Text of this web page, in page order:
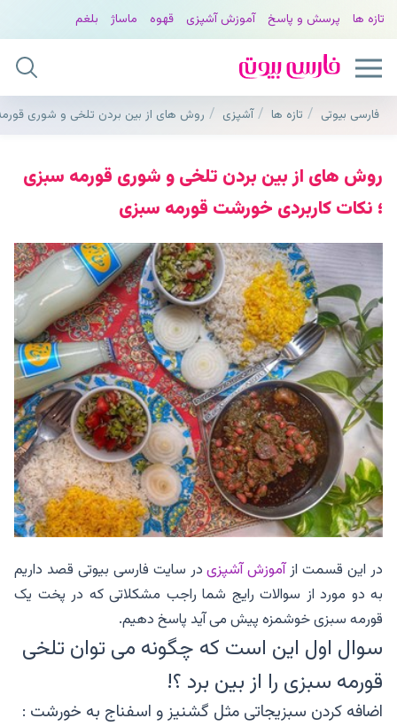
تازه ها پرسش و پاسخ آموزش آشپزی قهوه ماساژ بلغم
فارسی بیوتی تازه ها آشپزی روش های از بین بردن تلخی و شوری
روش های از بین بردن تلخی و شوری قورمه سبزی
؛ نکات کاربردی خورشت قورمه سبزی
در این قسمت ازآموزش آشپزیدر سایت فارسی بیوتی قصد داریم
به دو مورد از سوالات رایج شما راجب مشکلاتی که در پخت یک
قورمه سبزی خوشمزه پیش می آید پاسخ دهیم.
سوال اول این است که چگونه می توان تلخی
قورمه سبزی را از بین برد ؟!
اضافه کردن سبزیجاتی مثل گشنیز و اسفناج به خورشت :